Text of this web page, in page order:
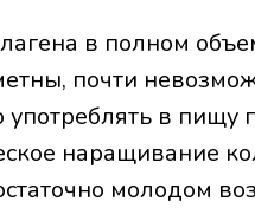
в полном
почти
в пищу
наращивание
молодом